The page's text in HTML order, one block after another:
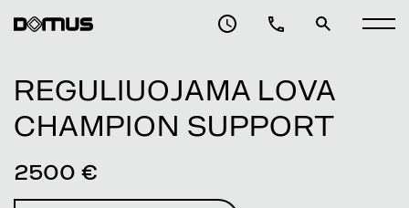
REGULIUOJAMA LOVA
CHAMPION SUPPORT
2500 €